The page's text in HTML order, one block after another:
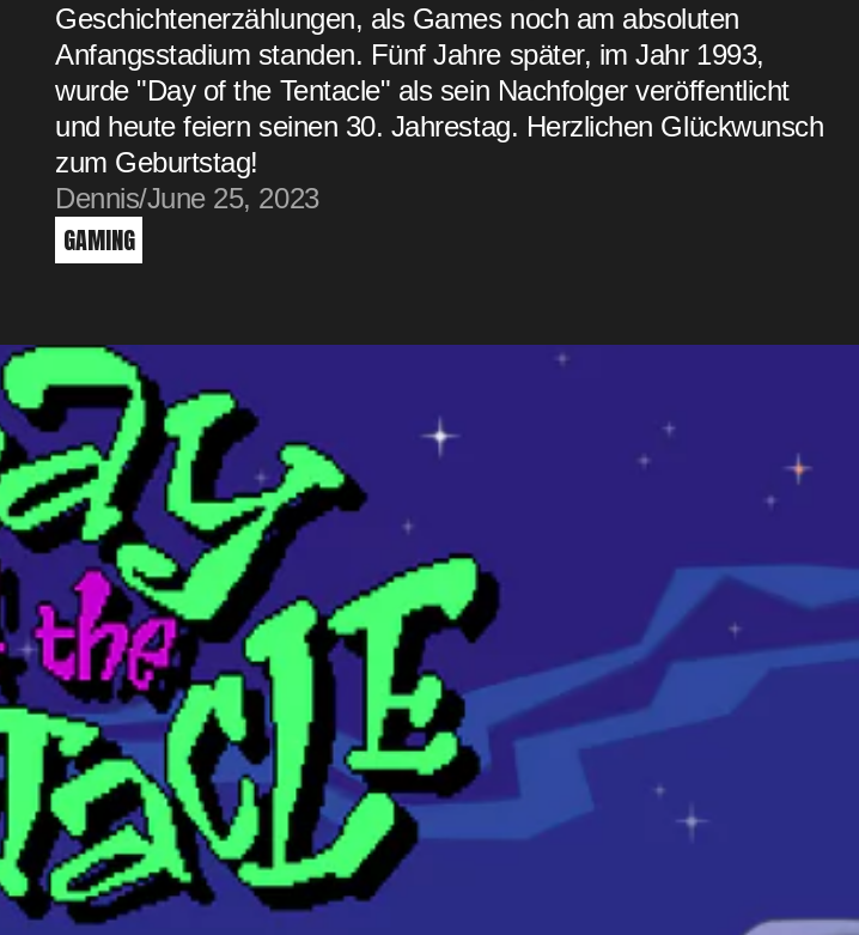
Geschichtenerzählungen, als Games noch am absoluten
Anfangsstadium standen. Fünf Jahre später, im Jahr 1993,
wurde "Day of the Tentacle" als sein Nachfolger veröffentlicht
und heute feiern seinen 30. Jahrestag. Herzlichen Glückwunsch
zum Geburtstag!
Dennis/June 25, 2023
GAMING